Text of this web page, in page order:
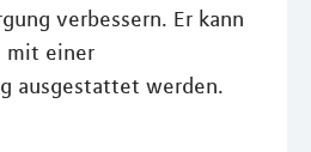
verbessern. Er kann
mit einer
ausgestattet werden.